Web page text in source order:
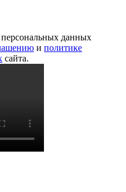
персональных данных
и политике
сайта.